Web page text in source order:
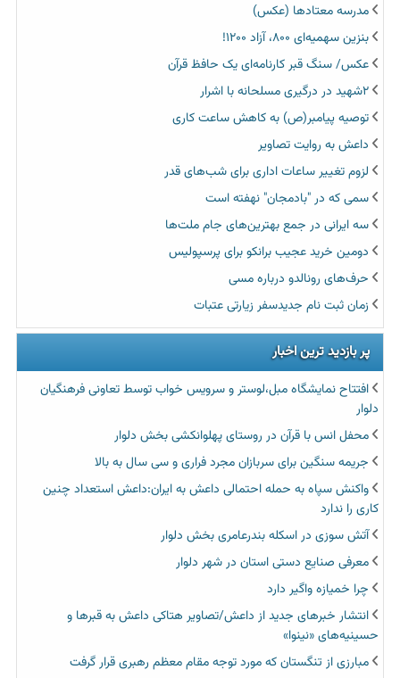
مدرسه معتادها (عکس)
بنزین سهمیه‌ای ۸۰۰، آزاد ۱۲۰۰!
عکس/ سنگ قبر کارنامه‌ای یک حافظ قرآن
۲شهید در درگیری مسلحانه با اشرار
توصیه پیامبر(ص) به کاهش ساعت کاری
داعش به روایت تصاویر
لزوم تغییر ساعات اداری برای شب‌های قدر
سمی که در "بادمجان" نهفته است
سه ایرانی در جمع بهترین‌‌های جام ملت‌ها
دومین خرید عجیب برانکو برای پرسپولیس
حرف‌های رونالدو درباره مسی
زمان ثبت نام جديدسفر زیارتی عتبات
پر بازدید ترین اخبار
افتتاح نمایشگاه مبل،لوستر و سرویس خواب توسط تعاونی فرهنگیان
دلوار
محفل انس با قرآن در روستای پهلوانکشی بخش دلوار
جریمه سنگین برای سربازان مجرد فراری و سی سال به بالا
واکنش سپاه به حمله احتمالی داعش به ایران:داعش استعداد چنین
کاری را ندارد
آتش سوزی در اسکله بندرعامری بخش دلوار
معرفی صنایع دستی استان در شهر دلوار
چرا خمیازه واگیر دارد
انتشار خبرهای جدید از داعش/تصاویر هتاکی داعش به قبرها و
حسینیه‌های «نینوا»
مبارزی از تنگستان که مورد توجه مقام معظم رهبری قرار گرفت